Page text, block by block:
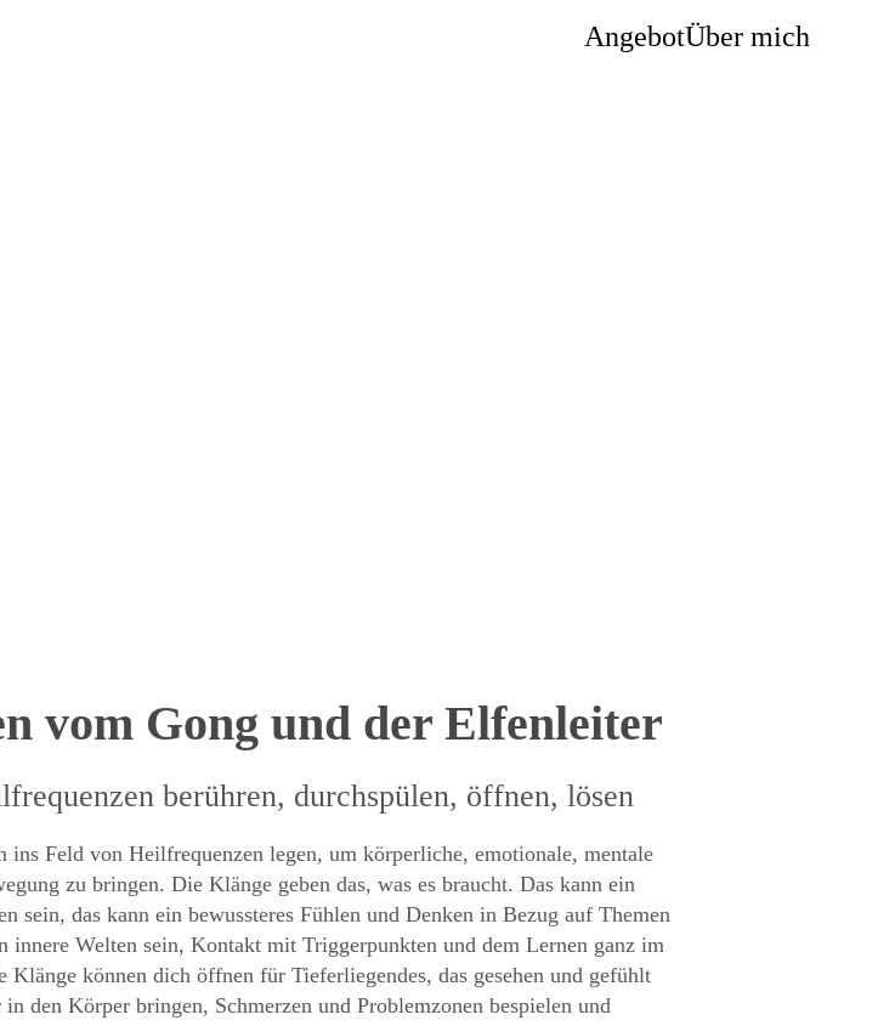
AngebotÜber mich
vom Gong und der Elfenleiter
berühren, durchspülen, öffnen, lösen
ins Feld von Heilfrequenzen legen, um körperliche, emotionale, mentale
zu bringen. Die Klänge geben das, was es braucht. Das kann ein
sein, das kann ein bewussteres Fühlen und Denken in Bezug auf Themen
innere Welten sein, Kontakt mit Triggerpunkten und dem Lernen ganz im
Klänge können dich öffnen für Tieferliegendes, das gesehen und gefühlt
den Körper bringen, Schmerzen und Problemzonen bespielen und